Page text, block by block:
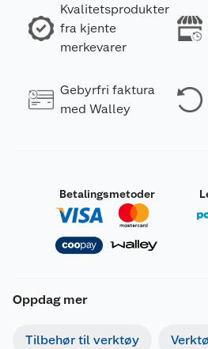
Kvalitetsprodukter
fra kjente
merkevarer
Gebyrfri faktura
med Walley
Betalingsmetoder
Oppdag mer
Tilbehør til verktøy